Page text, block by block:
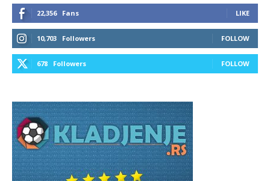
22,356 Fans LIKE
10,703 Followers FOLLOW
678 Followers FOLLOW